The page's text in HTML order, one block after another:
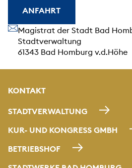
ANFAHRT
Unsere Anschrift
Magistrat der Stadt Bad
Stadtverwaltung
61343 Bad Homburg v.d.Höhe
KONTAKT
STADTVERWALTUNG
KUR- UND KONGRESS GMBH
BETRIEBSHOF